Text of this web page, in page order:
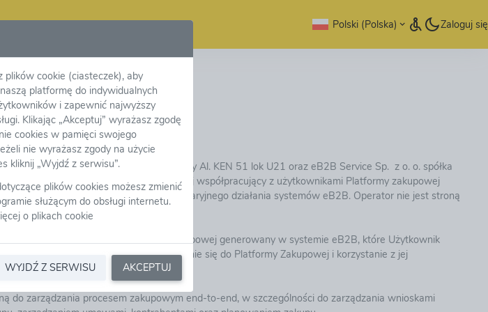
plików cookie (ciasteczek), aby
platformę do indywidualnych
i zapewnić najwyższy
Klikając „Akceptuj” wyrażasz zgodę
cookies w pamięci swojego
nie wyrażasz zgody na użycie
kliknij „Wyjdź z serwisu”.
plików cookies możesz zmienić
służącym do obsługi internetu.
o plikach cookie
WYJDŹ Z SERWISU AKCEPTUJ
Polski (Polska) Zaloguj się
§ 1
sp. z o. o. z siedzibą w Warszawie przy Al. KEN 51 lok U21 oraz eB2B Service Sp. z o. o. spółka
U21 pełniący rolę pomocy technicznej współpracujący z użytkownikami Platformy zakupowej
rzecz użytkowników w zakresie bezawaryjnego działania systemów eB2B. Operator nie jest stroną
pomiędzy Użytkownikami.
wprowadzanych do Platformy Zakupowej generowany w systemie eB2B, które Użytkownik
Zakupowej. Hasło umożliwia zalogowanie się do Platformy Zakupowej i korzystanie z jej
do zarządzania procesem zakupowym end-to-end, w szczególności do zarządzania wnioskami